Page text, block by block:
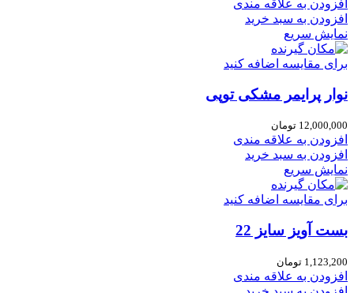
افزودن به علاقه مندی
افزودن به سبد خرید
نمایش سریع
برای مقایسه اضافه کنید
نوار پرایمر مشکی توپی
12,000,000 تومان
افزودن به علاقه مندی
افزودن به سبد خرید
نمایش سریع
برای مقایسه اضافه کنید
بست آویز سایز 22
1,123,200 تومان
افزودن به علاقه مندی